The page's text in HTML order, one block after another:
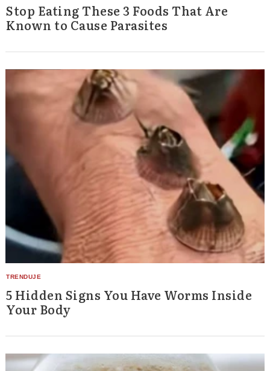
Stop Eating These 3 Foods That Are
Known to Cause Parasites
5 Hidden Signs You Have Worms Inside
Your Body